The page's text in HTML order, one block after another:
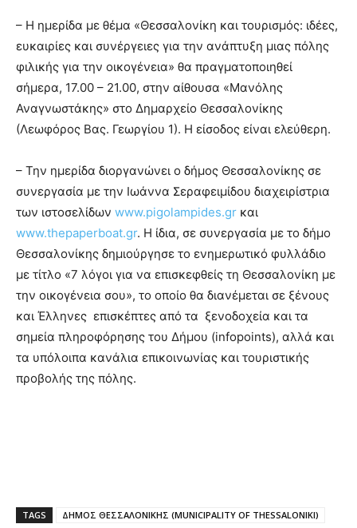
– Η ημερίδα με θέμα «Θεσσαλονίκη και τουρισμός: ιδέες,
ευκαιρίες και συνέργειες για την ανάπτυξη μιας πόλης
φιλικής για την οικογένεια» θα πραγματοποιηθεί
σήμερα, 17.00 – 21.00, στην αίθουσα «Μανόλης
Αναγνωστάκης» στο Δημαρχείο Θεσσαλονίκης
(Λεωφόρος Βας. Γεωργίου 1). Η είσοδος είναι ελεύθερη.
– Την ημερίδα διοργανώνει ο δήμος Θεσσαλονίκης σε
συνεργασία με την Ιωάννα Σεραφειμίδου διαχειρίστρια
των ιστοσελίδων www.pigolampides.gr και
www.thepaperboat.gr. Η ίδια, σε συνεργασία με το δήμο
Θεσσαλονίκης δημιούργησε το ενημερωτικό φυλλάδιο
με τίτλο «7 λόγοι για να επισκεφθείς τη Θεσσαλονίκη με
την οικογένεια σου», το οποίο θα διανέμεται σε ξένους
και Έλληνες επισκέπτες από τα ξενοδοχεία και τα
σημεία πληροφόρησης του Δήμου (infopoints), αλλά και
τα υπόλοιπα κανάλια επικοινωνίας και τουριστικής
προβολής της πόλης.
TAGS ΔΗΜΟΣ ΘΕΣΣΑΛΟΝΙΚΗΣ (MUNICIPALITY OF THESSALONIKI)